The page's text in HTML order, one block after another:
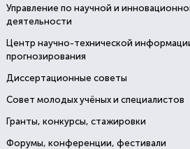
Управление по научной и
деятельности
Центр научно-технической
прогнозирования
Диссертационные советы
Совет молодых учёных и специалистов
Гранты, конкурсы, стажировки
Форумы, конференции, фестивали